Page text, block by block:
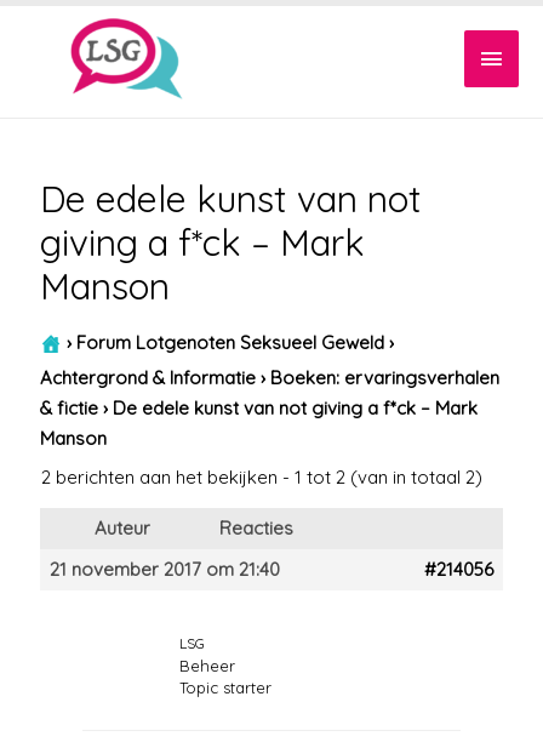
De edele kunst van not
giving a f*ck – Mark
Manson
› Forum Lotgenoten Seksueel Geweld ›
Achtergrond & Informatie › Boeken: ervaringsverhalen
& fictie › De edele kunst van not giving a f*ck – Mark
Manson
2 berichten aan het bekijken - 1 tot 2 (van in totaal 2)
Auteur
Reacties
21 november 2017 om 21:40
#214056
LSG
Beheer
Topic starter